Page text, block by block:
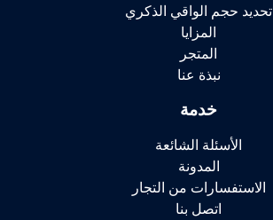
تحديد حجم الواقي الذكري
المزايا
المتجر
نبذة عنا
خدمة
الأسئلة الشائعة
المدونة
الاستفسارات من التجار
اتصل بنا